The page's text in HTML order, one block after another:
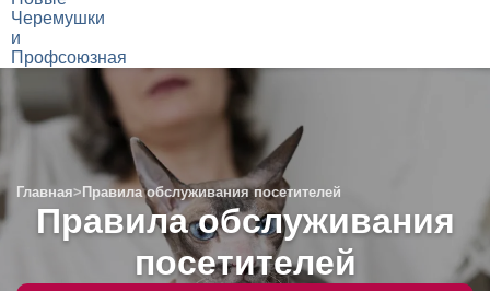
Главная>Правила обслуживания посетителей
Правила обслуживания
посетителей